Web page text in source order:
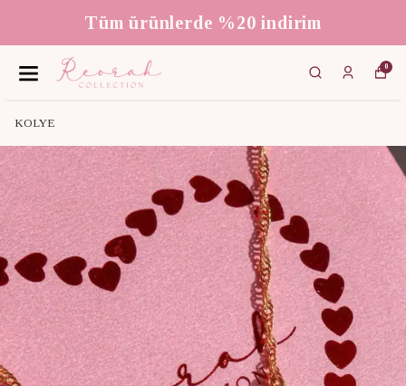
Tüm ürünlerde %20 indirim
0
KOLYE